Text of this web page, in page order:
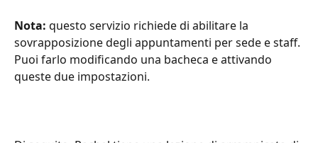
Nota: questo servizio richiede di abilitare la
sovrapposizione degli appuntamenti per sede e staff.
Puoi farlo modificando una bacheca e attivando
queste due impostazioni.